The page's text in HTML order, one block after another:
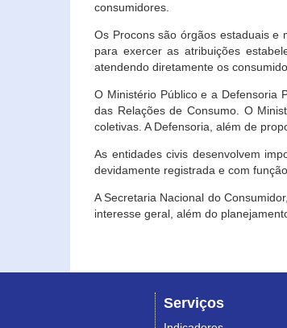
consumidores.
Os Procons são órgãos estaduais e
para exercer as atribuições
atendendo diretamente os
O Ministério Público e a Defensoria
das Relações de Consumo. O
coletivas. A Defensoria, além de
As entidades civis desenvolvem
devidamente registrada e com
A Secretaria Nacional do
interesse geral, além do
Serviços